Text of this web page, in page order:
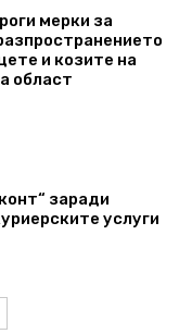
мерки за
и козите на
област
заради
услуги